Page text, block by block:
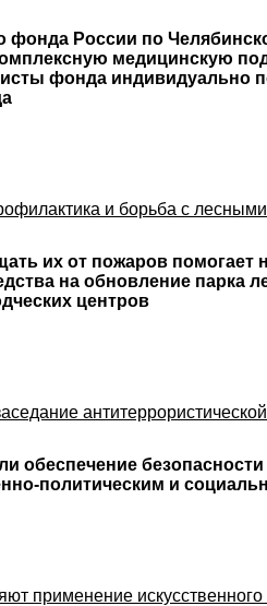
фонда России по
медицинскую
фонда индивидуально
и борьба с
их от пожаров помогает
на обновление парка
центров
обеспечение
политическим и
применение искусственного